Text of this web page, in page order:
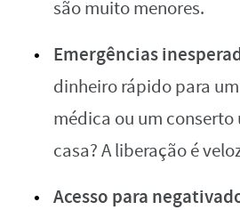
são muito menores.
Emergências
dinheiro rápido para
médica ou um conserto
casa? A liberação é
Acesso para